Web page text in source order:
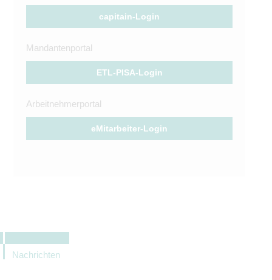
capitain-Login
Mandantenportal
ETL-PISA-Login
Arbeitnehmerportal
eMitarbeiter-Login
Nachrichten